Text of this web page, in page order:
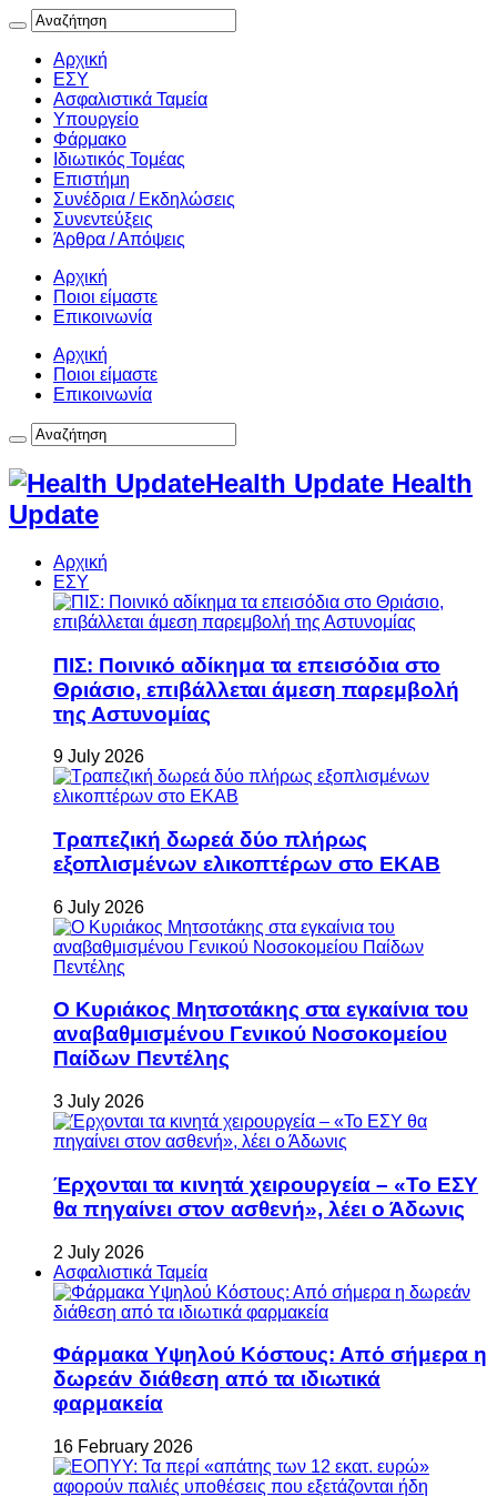
Αρχική
ΕΣΥ
Ασφαλιστικά Ταμεία
Υπουργείο
Φάρμακο
Ιδιωτικός Τομέας
Επιστήμη
Συνέδρια / Εκδηλώσεις
Συνεντεύξεις
Άρθρα / Απόψεις
Αρχική
Ποιοι είμαστε
Επικοινωνία
Αρχική
Ποιοι είμαστε
Επικοινωνία
Health Update Health
Update
Αρχική
ΕΣΥ
ΠΙΣ: Ποινικό αδίκημα τα επεισόδια στο
Θριάσιο, επιβάλλεται άμεση παρεμβολή
της Αστυνομίας
9 July 2026
Τραπεζική δωρεά δύο πλήρως
εξοπλισμένων ελικοπτέρων στο ΕΚΑΒ
6 July 2026
Ο Κυριάκος Μητσοτάκης στα εγκαίνια του
αναβαθμισμένου Γενικού Νοσοκομείου
Παίδων Πεντέλης
3 July 2026
Έρχονται τα κινητά χειρουργεία – «Το ΕΣΥ
θα πηγαίνει στον ασθενή», λέει ο Άδωνις
2 July 2026
Ασφαλιστικά Ταμεία
Φάρμακα Υψηλού Κόστους: Από σήμερα η
δωρεάν διάθεση από τα ιδιωτικά
φαρμακεία
16 February 2026